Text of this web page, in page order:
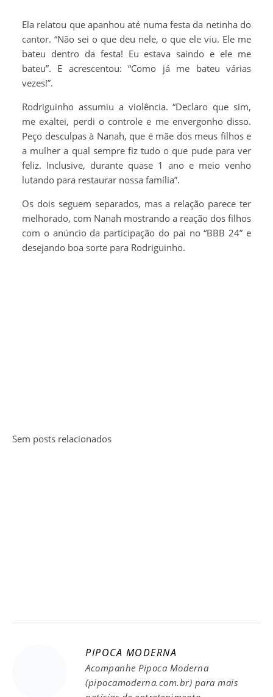
Ela relatou que apanhou até numa festa da netinha do
cantor. “Não sei o que deu nele, o que ele viu. Ele me
bateu dentro da festa! Eu estava saindo e ele me
bateu”. E acrescentou: “Como já me bateu várias
vezes!”.
Rodriguinho assumiu a violência. “Declaro que sim,
me exaltei, perdi o controle e me envergonho disso.
Peço desculpas à Nanah, que é mãe dos meus filhos e
a mulher a qual sempre fiz tudo o que pude para ver
feliz. Inclusive, durante quase 1 ano e meio venho
lutando para restaurar nossa família”.
Os dois seguem separados, mas a relação parece ter
melhorado, com Nanah mostrando a reação dos filhos
com o anúncio da participação do pai no “BBB 24” e
desejando boa sorte para Rodriguinho.
Sem posts relacionados
PIPOCA MODERNA
Acompanhe Pipoca Moderna
(pipocamoderna.com.br) para mais